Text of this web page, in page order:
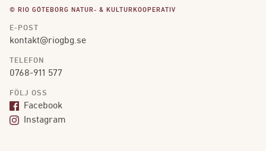
© RIO GÖTEBORG NATUR- & KULTURKOOPERATIV
E-POST
kontakt@riogbg.se
TELEFON
0768-911 577
FÖLJ OSS
Facebook
Instagram